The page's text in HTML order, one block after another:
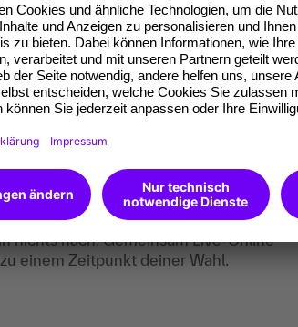
Weiterbildung, vereinfachen den
Zukunft und erleichtern nachhaltig die
und unsere flexiblen Formate
bei der Zukunftsgestaltung und
Teams und Unternehmen.
einer Online Weiterbildung. Unsere
an Qualität und stehen den
nichts nach. Gemeinsam Live-Online
einem Zeitpunkt deiner Wahl.